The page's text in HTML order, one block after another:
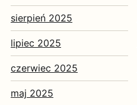
sierpień 2025
lipiec 2025
czerwiec 2025
maj 2025